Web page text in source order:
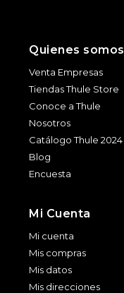
Quienes somos
Venta Empresas
Tiendas Thule Store
Conoce a Thule
Nosotros
Catálogo Thule 2024
Blog
Encuesta
Mi Cuenta
Mi cuenta
Mis compras
Mis datos
Mis direcciones